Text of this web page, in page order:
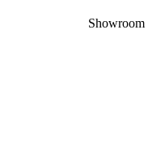
Showroom